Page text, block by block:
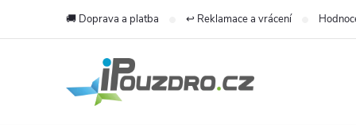
🚚 Doprava a platba ↩️ Reklamace a vrácení